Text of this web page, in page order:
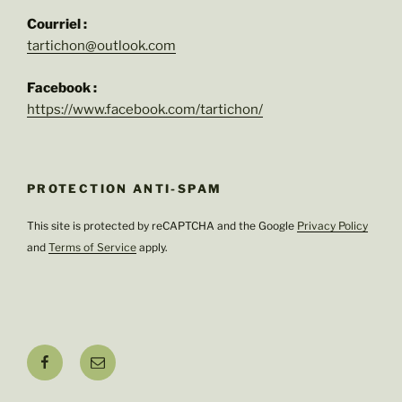
Courriel :
tartichon@outlook.com
Facebook :
https://www.facebook.com/tartichon/
PROTECTION ANTI-SPAM
This site is protected by reCAPTCHA and the Google Privacy Policy
and Terms of Service apply.
Facebook
E-
mail